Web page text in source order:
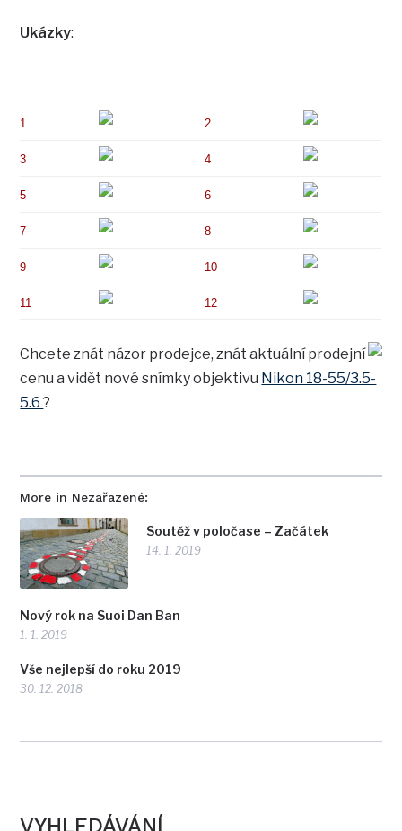
More in Nezařazené:
Soutěž v poločase – Začátek
14. 1. 2019
Nový rok na Suoi Dan Ban
1. 1. 2019
Vše nejlepší do roku 2019
30. 12. 2018
Ukázky:
1 2
3 4
5 6
7 8
9 10
11 12
Chcete znát názor prodejce, znát aktuální prodejní
cenu a vidět nové snímky objektivu Nikon 18-55/3.5-
5.6?
VYHLEDÁVÁNÍ